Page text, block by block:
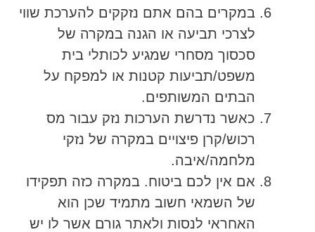
במקרים בהם אתם נזקקים להערכת שווי
לצרכי תביעה או הגנה במקרה של
סכסוך מסחרי שמגיע לכותלי בית
משפט/תביעות קטנות או למפקח על
הבתים המשותפים.
כאשר נדרשת הערכות נזק עבור מס
רכוש/קרן פיצויים במקרה של נזקי
מלחמה/איבה.
אם אין לכם ביטוח. במקרה כזה תפקידו
של השמאי חשוב מתמיד שכן הוא
האחראי לנסות ולאתר גורם אשר לו יש